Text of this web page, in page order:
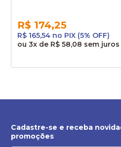
R$ 174,25
R$ 165,54 no PIX (5% OFF)
ou 3x de R$ 58,08 sem juros
Cadastre-se e receba
promoções